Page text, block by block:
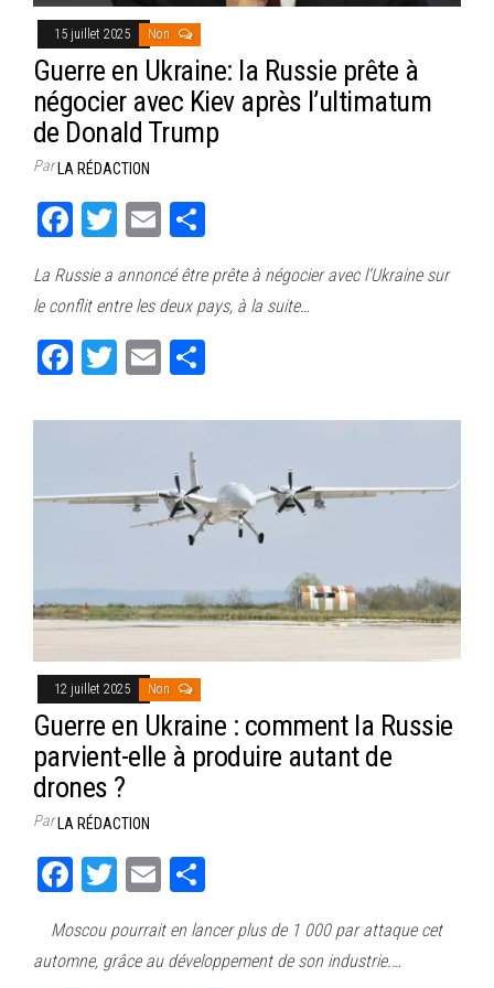
15 juillet 2025 Non
Guerre en Ukraine: la Russie prête à
négocier avec Kiev après l’ultimatum
de Donald Trump
ParLA RÉDACTION
Fa
bo
ok
T
tt
er
E
ail ag
er
La Russie a annoncé être prête à négocier avec l’Ukraine sur
le conflit entre les deux pays, à la suite…
Fa
bo
T
tt
E
ail ag
12 juillet 2025 Non
Guerre en Ukraine : comment la Russie
parvient-elle à produire autant de
drones ?
ParLA RÉDACTION
Fa
bo
T
tt
E
ail ag
Moscou pourrait en lancer plus de 1 000 par attaque cet
automne, grâce au développement de son industrie.…